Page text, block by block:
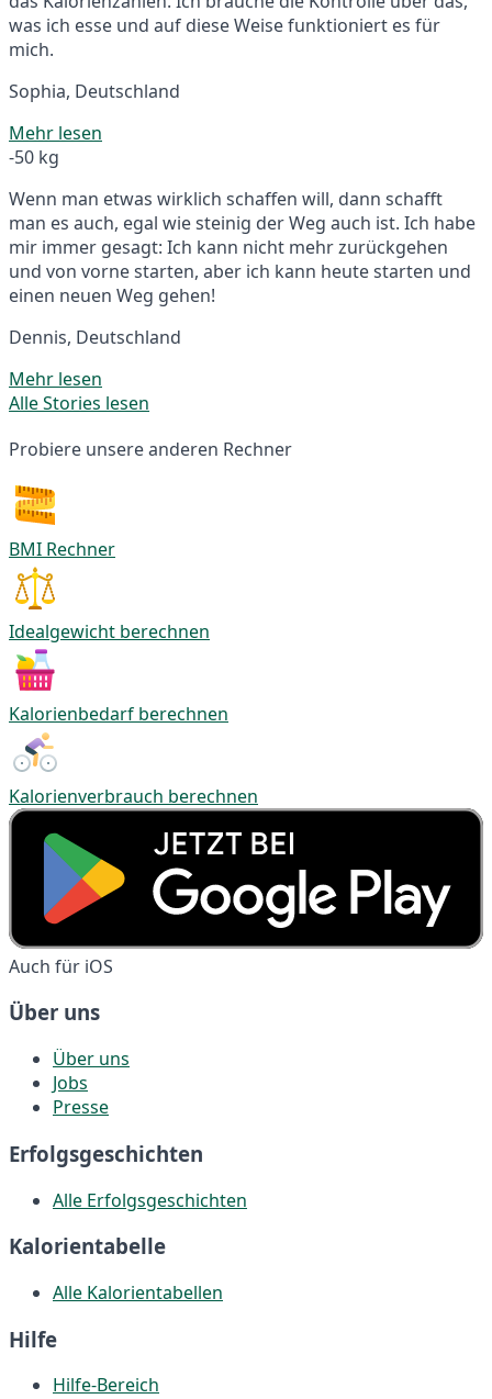
was ich esse und auf diese Weise funktioniert es für
mich.
Sophia, Deutschland
Mehr lesen
-50 kg
Wenn man etwas wirklich schaffen will, dann schafft
man es auch, egal wie steinig der Weg auch ist. Ich habe
mir immer gesagt: Ich kann nicht mehr zurückgehen
und von vorne starten, aber ich kann heute starten und
einen neuen Weg gehen!
Dennis, Deutschland
Mehr lesen
Alle Stories lesen
Probiere unsere anderen Rechner
BMI Rechner
Idealgewicht berechnen
Kalorienbedarf berechnen
Kalorienverbrauch berechnen
Auch für iOS
Über uns
Über uns
Jobs
Presse
Erfolgsgeschichten
Alle Erfolgsgeschichten
Kalorientabelle
Alle Kalorientabellen
Hilfe
Hilfe-Bereich